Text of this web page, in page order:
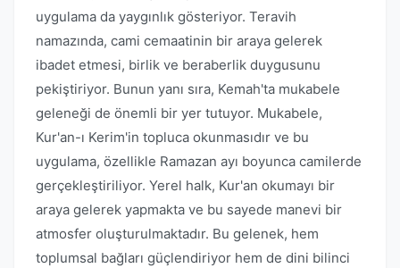
uygulama da yaygınlık gösteriyor. Teravih
namazında, cami cemaatinin bir araya gelerek
ibadet etmesi, birlik ve beraberlik duygusunu
pekiştiriyor. Bunun yanı sıra, Kemah'ta mukabele
geleneği de önemli bir yer tutuyor. Mukabele,
Kur'an-ı Kerim'in topluca okunmasıdır ve bu
uygulama, özellikle Ramazan ayı boyunca camilerde
gerçekleştiriliyor. Yerel halk, Kur'an okumayı bir
araya gelerek yapmakta ve bu sayede manevi bir
atmosfer oluşturulmaktadır. Bu gelenek, hem
toplumsal bağları güçlendiriyor hem de dini bilinci